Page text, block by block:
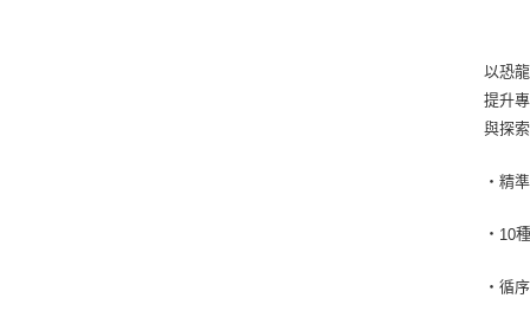
以恐
提升
與探
・精
・ 10
・循